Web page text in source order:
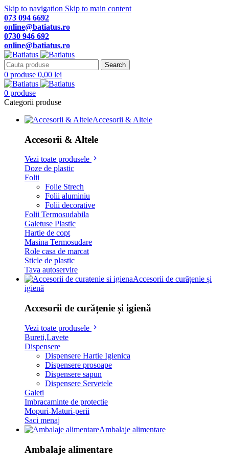
Skip to navigation Skip to main content
073 094 6692
online@batiatus.ro
0730 946 692
online@batiatus.ro
Search
0 produse 0,00 lei
0 produse
Categorii produse
Accesorii & Altele
Accesorii & Altele
Vezi toate produsele
Doze de plastic
Folii
Folie Strech
Folii aluminiu
Folii decorative
Folii Termosudabila
Galetuse Plastic
Hartie de copt
Masina Termosudare
Role casa de marcat
Sticle de plastic
Tava autoservire
Accesorii de curățenie și
igienă
Accesorii de curățenie și igienă
Vezi toate produsele
Bureti,Lavete
Dispensere
Dispensere Hartie Igienica
Dispensere prosoape
Dispensere sapun
Dispensere Servetele
Galeti
Imbracaminte de protectie
Mopuri-Maturi-perii
Saci menaj
Ambalaje alimentare
Ambalaje alimentare